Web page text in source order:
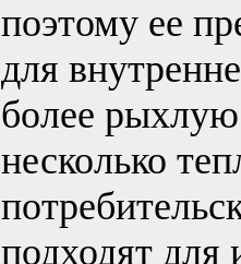
поэтому ее
для
более рыхлую
несколько
подходят для